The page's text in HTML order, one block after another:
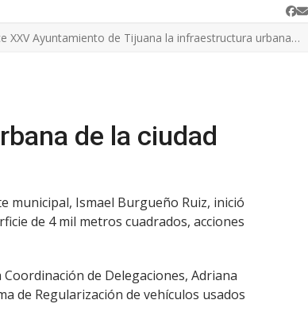
XXV Ayuntamiento de Tijuana la infraestructura urbana…
de la ciudad
municipal, Ismael Burgueño Ruiz, inició
de 4 mil metros cuadrados, acciones
de Delegaciones, Adriana
de Regularización de vehículos usados